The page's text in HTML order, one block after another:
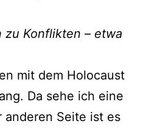
zu Konflikten – etwa
mit dem Holocaust
Da sehe ich eine
anderen Seite ist es